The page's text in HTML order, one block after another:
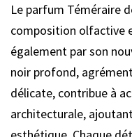
Le parfum Téméraire
composition olfactive
également par son
noir profond,
délicate, contribue à
architecturale,